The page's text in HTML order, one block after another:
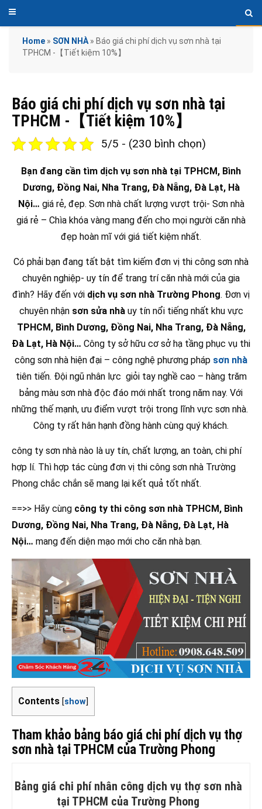
Home » SƠN NHÀ » Báo giá chi phí dịch vụ sơn nhà tại
TPHCM -【Tiết kiệm 10%】
Báo giá chi phí dịch vụ sơn nhà tại
TPHCM -【Tiết kiệm 10%】
5/5 - (230 bình chọn)
Bạn đang cần tìm dịch vụ sơn nhà tại TPHCM, Bình
Dương, Đồng Nai, Nha Trang, Đà Nẵng, Đà Lạt, Hà
Nội… giá rẻ, đẹp. Sơn nhà chất lượng vượt trội- Sơn nhà
giá rẻ – Chìa khóa vàng mang đến cho mọi người căn nhà
đẹp hoàn mĩ với giá tiết kiệm nhất.
Có phải bạn đang tất bật tìm kiếm đơn vị thi công sơn nhà
chuyên nghiệp- uy tín để trang trí căn nhà mới của gia
đình? Hãy đến với dịch vụ sơn nhà Trường Phong. Đơn vị
chuyên nhận sơn sửa nhàuy tín nổi tiếng nhất khu vực
TPHCM, Bình Dương, Đồng Nai, Nha Trang, Đà Nẵng,
Đà Lạt, Hà Nội… Công ty sở hữu cơ sở hạ tầng phục vụ thi
công sơn nhà hiện đại – công nghệ phương pháp sơn nhà
tiên tiến. Đội ngũ nhân lực giỏi tay nghề cao – hàng trăm
bảng màu sơn nhà độc đáo mới nhất trong năm nay. Với
những thế mạnh, ưu điểm vượt trội trong lĩnh vực sơn nhà.
Công ty rất hân hạnh đồng hành cùng quý khách.
công ty sơn nhà nào là uy tín, chất lượng, an toàn, chi phí
hợp lí. Thì hợp tác cùng đơn vị thi công sơn nhà Trường
Phong chắc chắn sẽ mang lại kết quả tốt nhất.
==>> Hãy cùng công ty thi công sơn nhà TPHCM, Bình
Dương, Đồng Nai, Nha Trang, Đà Nẵng, Đà Lạt, Hà
Nội… mang đến diện mạo mới cho căn nhà bạn.
Contents [show]
Tham khảo bảng báo giá chi phí dịch vụ thợ
sơn nhà tại TPHCM của Trường Phong
Bảng giá chi phí nhân công dịch vụ thợ sơn nhà
tại TPHCM của Trường Phong